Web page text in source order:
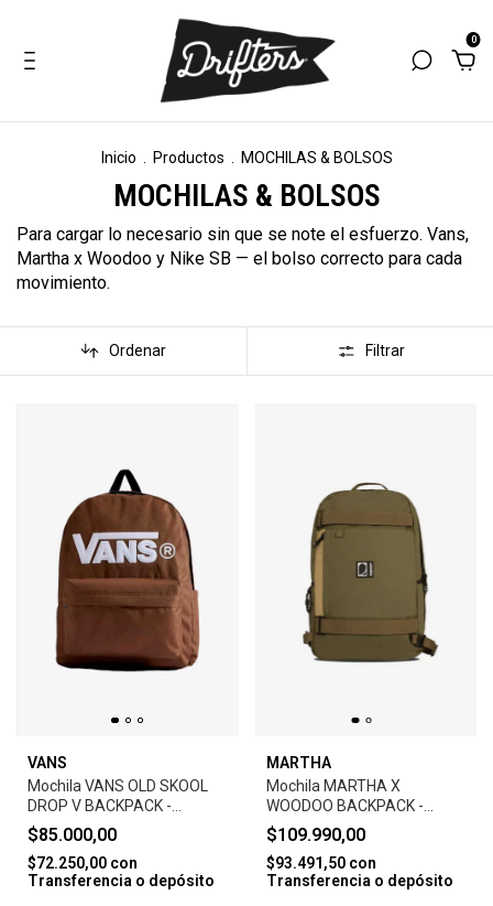
0
Inicio Productos MOCHILAS & BOLSOS
MOCHILAS & BOLSOS
Para cargar lo necesario sin que se note el esfuerzo. Vans,
Martha x Woodoo y Nike SB — el bolso correcto para cada
movimiento.
Ordenar Filtrar
VANS
Mochila VANS OLD SKOOL
DROP V BACKPACK -
BROWN
$85.000,00
$72.250,00 con
Transferencia o depósito
MARTHA
Mochila MARTHA X
WOODOO BACKPACK -
VERDE
$109.990,00
$93.491,50 con
Transferencia o depósito